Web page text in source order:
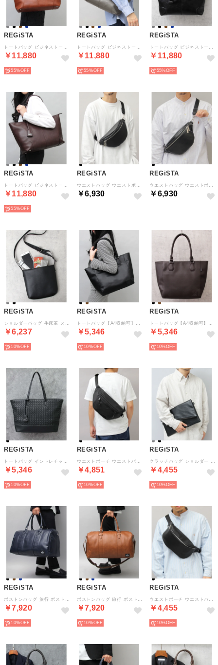
REGiSTA
￥11,880
55%
REGiSTA
￥11,880
55%
REGiSTA
￥11,880
55%
REGiSTA
￥11,880
55%
REGiSTA
￥6,930
REGiSTA
￥6,930
REGiSTA
￥6,237
10%
REGiSTA
￥5,346
10%
REGiSTA
￥5,346
10%
REGiSTA
￥5,346
10%
REGiSTA
￥4,851
10%
REGiSTA
￥4,455
10%
REGiSTA
￥7,920
10%
REGiSTA
￥7,920
10%
REGiSTA
￥4,455
10%